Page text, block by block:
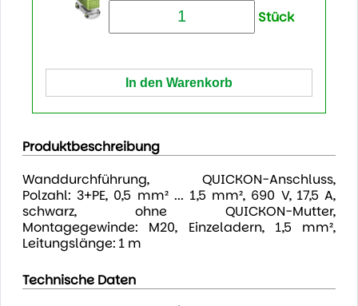
Stück
Produktbeschreibung
Wanddurchführung, QUICKON-Anschluss,
Polzahl: 3+PE, 0,5 mm² ... 1,5 mm², 690 V, 17,5 A,
schwarz, ohne QUICKON-Mutter,
Montagegewinde: M20, Einzeladern, 1,5 mm²,
Leitungslänge: 1 m
Technische Daten